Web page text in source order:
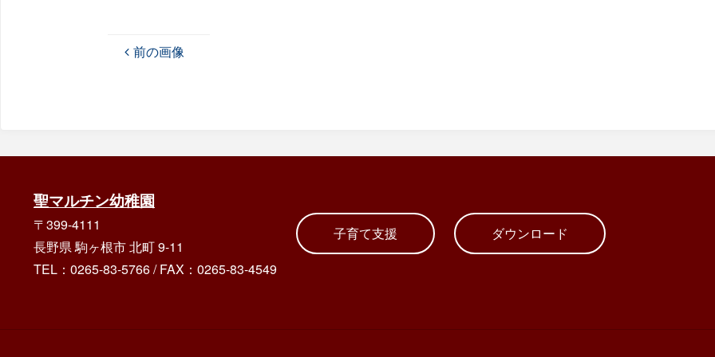
前の画像
聖マルチン幼稚園
〒399-4111
長野県 駒ヶ根市 北町 9-11
TEL：0265-83-5766/FAX：0265-83-4549
子育て支援 ダウンロード